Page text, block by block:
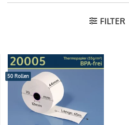
FILTER
50 Rollen